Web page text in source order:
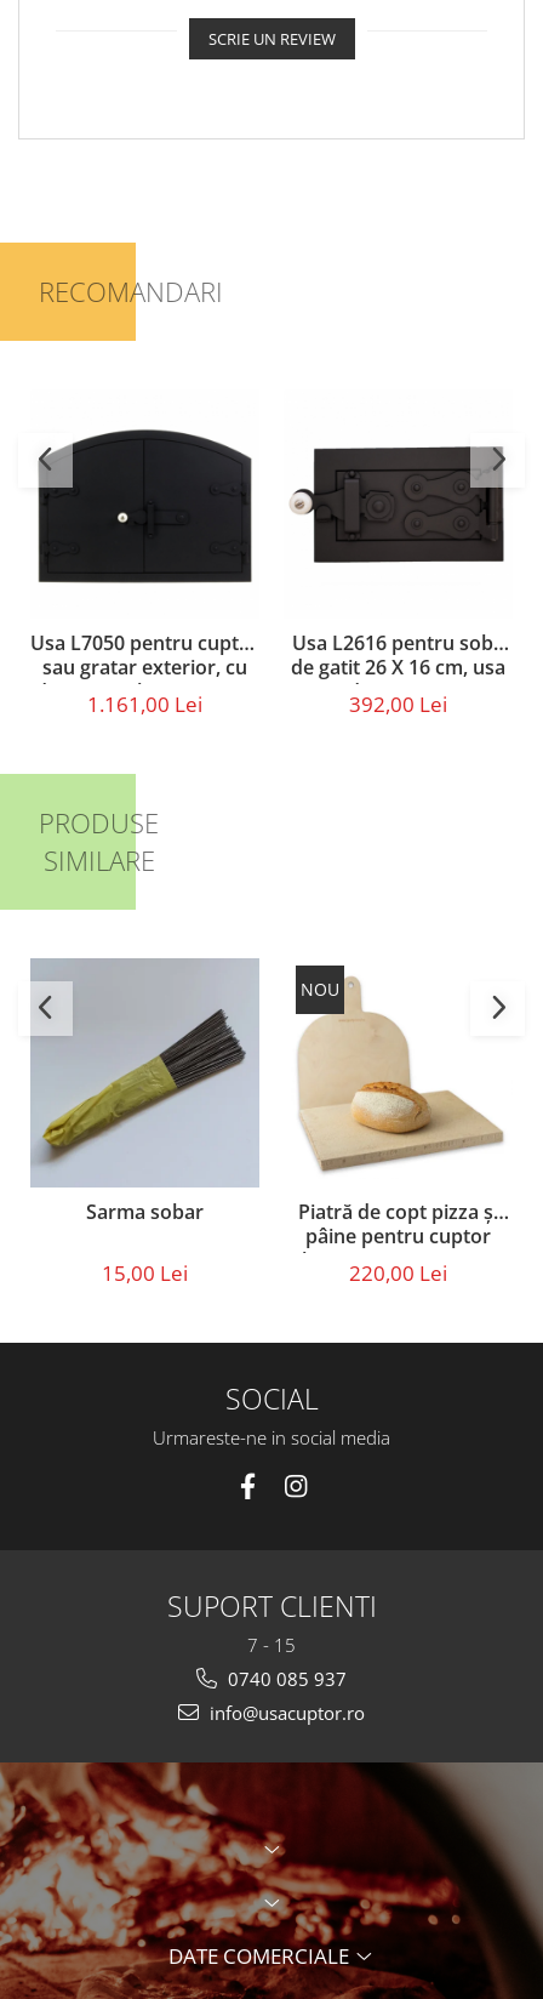
SCRIE UN REVIEW
RECOMANDARI
Usa L7050 pentru cuptor
sau gratar exterior, cu
dimensiunile 70 x 50 cm
1.161,00 Lei
Usa L2616 pentru soba
de gatit 26 X 16 cm, usa
de cenusar
392,00 Lei
PRODUSE
SIMILARE
Sarma sobar
15,00 Lei
NOU
Piatră de copt pizza și
pâine pentru cuptor
electric sau pe gaz – set
cu paletă din lemn (40 ×
220,00 Lei
SOCIAL
Urmareste-ne in social media
SUPORT CLIENTI
7 - 15
0740 085 937
info@usacuptor.ro
DATE COMERCIALE